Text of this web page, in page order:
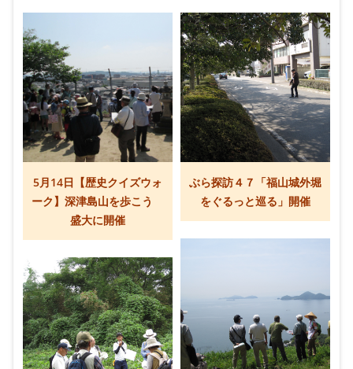
5月14日【歴史クイズウォ
ーク】深津島山を歩こう
盛大に開催
ぶら探訪４７「福山城外堀
をぐるっと巡る」開催